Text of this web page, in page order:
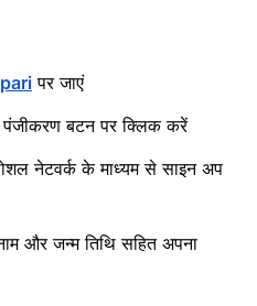
पर जाएं
पंजीकरण बटन पर क्लिक करें
नेटवर्क के माध्यम से साइन अप
और जन्म तिथि सहित अपना